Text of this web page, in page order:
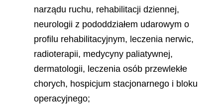
narządu ruchu, rehabilitacji dziennej,
neurologii z pododdziałem udarowym o
profilu rehabilitacyjnym, leczenia nerwic,
radioterapii, medycyny paliatywnej,
dermatologii, leczenia osób przewlekłe
chorych, hospicjum stacjonarnego i bloku
operacyjnego;